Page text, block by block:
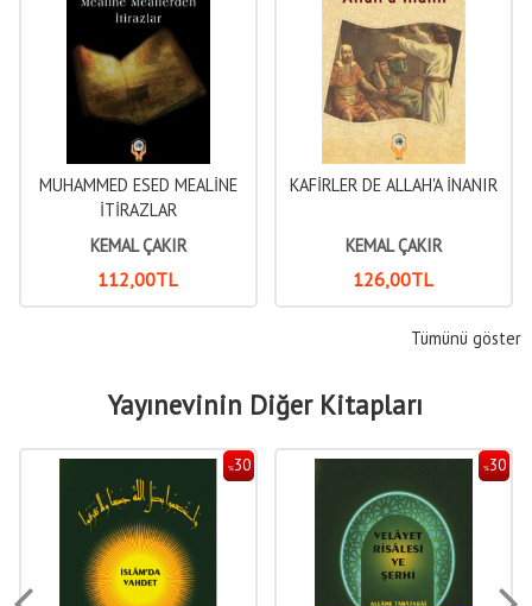
MUHAMMED ESED MEALİNE
İTİRAZLAR
KEMAL ÇAKIR
112,00TL
KAFİRLER DE ALLAH'A İNANIR
KEMAL ÇAKIR
126,00TL
Tümünü göster
Yayınevinin Diğer Kitapları
%30 %30